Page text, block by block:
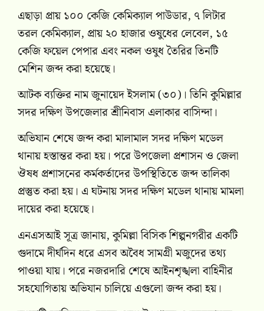
এছাড়া প্রায় ১০০ কেজি কেমিক্যাল পাউডার, ৭ লিটার
তরল কেমিক্যাল, প্রায় ২০ হাজার ওষুধের লেবেল, ১৫
কেজি ফয়েল পেপার এবং নকল ওষুধ তৈরির তিনটি
মেশিন জব্দ করা হয়েছে।
আটক ব্যক্তির নাম জুনায়েদ ইসলাম (৩০)। তিনি কুমিল্লার
সদর দক্ষিণ উপজেলার শ্রীনিবাস এলাকার বাসিন্দা।
অভিযান শেষে জব্দ করা মালামাল সদর দক্ষিণ মডেল
থানায় হস্তান্তর করা হয়। পরে উপজেলা প্রশাসন ও জেলা
ঔষধ প্রশাসনের কর্মকর্তাদের উপস্থিতিতে জব্দ তালিকা
প্রস্তুত করা হয়। এ ঘটনায় সদর দক্ষিণ মডেল থানায় মামলা
দায়ের করা হয়েছে।
এনএসআই সূত্র জানায়, কুমিল্লা বিসিক শিল্পনগরীর একটি
গুদামে দীর্ঘদিন ধরে এসব অবৈধ সামগ্রী মজুদের তথ্য
পাওয়া যায়। পরে নজরদারি শেষে আইনশৃঙ্খলা বাহিনীর
সহযোগিতায় অভিযান চালিয়ে এগুলো জব্দ করা হয়।